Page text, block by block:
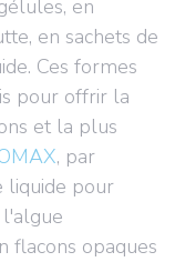
en
en sachets de
Ces formes
pour offrir la
et la plus
, par
liquide pour
flacons opaques